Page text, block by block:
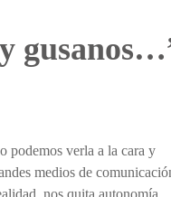
podemos verla a la cara y
medios de
nos quita autonomía,